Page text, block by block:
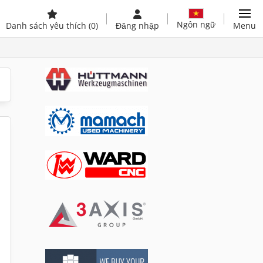
Danh sách yêu thích (0) Đăng nhập Ngôn ngữ Menu